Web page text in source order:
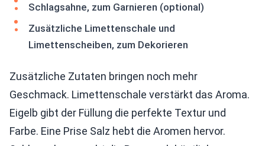
Schlagsahne, zum Garnieren (optional)
Zusätzliche Limettenschale und
Limettenscheiben, zum Dekorieren
Zusätzliche Zutaten bringen noch mehr
Geschmack. Limettenschale verstärkt das Aroma.
Eigelb gibt der Füllung die perfekte Textur und
Farbe. Eine Prise Salz hebt die Aromen hervor.